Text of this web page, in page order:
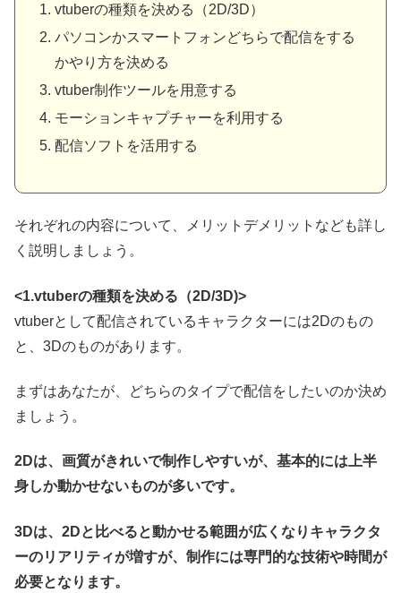
vtuberの種類を決める（2D/3D）
パソコンかスマートフォンどちらで配信をする
かやり方を決める
vtuber制作ツールを用意する
モーションキャプチャーを利用する
配信ソフトを活用する
それぞれの内容について、メリットデメリットなども詳し
く説明しましょう。
<1.vtuberの種類を決める（2D/3D)>
vtuberとして配信されているキャラクターには2Dのもの
と、3Dのものがあります。
まずはあなたが、どちらのタイプで配信をしたいのか決め
ましょう。
2Dは、画質がきれいで制作しやすいが、基本的には上半
身しか動かせないものが多いです。
3Dは、2Dと比べると動かせる範囲が広くなりキャラクタ
ーのリアリティが増すが、制作には専門的な技術や時間が
必要となります。